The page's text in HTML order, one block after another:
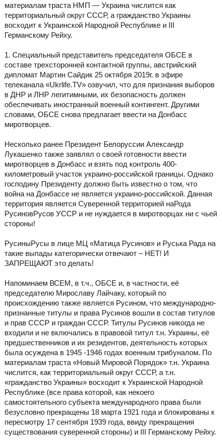
материалам траста НМП — Украина числится как
территориальный округ СССР, а гражданство Украины
восходит к Украинской Народной Республике и III
Германскому Рейху.
1. Специальный представитель председателя ОБСЕ в
составе трехсторонней контактной группы, австрийский
дипломат Мартин Сайдик 25 октября 2019г. в эфире
телеканала «Ukrlife.TV» озвучил, что для признания выборов
в ДНР и ЛНР легитимными, их безопасность должен
обеспечивать иностранный военный контингент. Другими
словами, ОБСЕ снова предлагает ввести на Донбасс
миротворцев.
Несколько ранее Президент Белоруссии Александр
Лукашенко также заявлял о своей готовности ввести
миротворцев в Донбасс и взять под контроль 400-
километровый участок украино-российской границы. Однако
господину Президенту должно быть известно о том, что
война на Донбассе не является украино-российской. Данная
территория является Суверенной территорией наРода
РусиновРусов УССР и не нуждается в миротворцах ни с чьей
стороны!
РусиныРусы в лице МЦ «Матица Русинов» и Руська Рада на
такие выпады категорически отвечают – НЕТ! И
ЗАПРЕЩАЮТ это делать!
Напоминаем ВСЕМ, в т.ч., ОБСЕ и, в частности, её
председателю Мирославу Лайчаку, который по
происхождению также является Русином, что международно-
признанные титулы и права Русинов вошли в состав титулов
и прав СССР и граждан СССР. Титулы Русинов никогда не
входили и не включались в правовой титул т.н. Украины, её
предшественников и их резидентов, деятельность которых
была осуждена в 1945 -1946 годах военным трибуналом. По
материалам траста «Новый Мировой Порядок» т.н. Украина
числится, как территориальный округ СССР, а т.н.
«гражданство Украины» восходит к Украинской Народной
Республике (все права которой, как некоего
самостоятельного субъекта международного права были
безусловно прекращены 18 марта 1921 года и блокированы к
пересмотру 17 сентября 1939 года, ввиду прекращения
существования суверенной стороны) и III Германскому Рейху.